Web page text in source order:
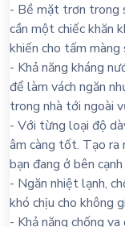
- Bề mặt trơn trong
cần một chiếc khăn
khiến cho tấm màng
- Khả năng kháng
để làm vách ngăn
trong nhà tới ngoài
- Với từng loại độ
âm càng tốt. Tạo ra
bạn đang ở bên
- Ngăn nhiệt lạnh,
khó chịu cho không
- Khả năng chống